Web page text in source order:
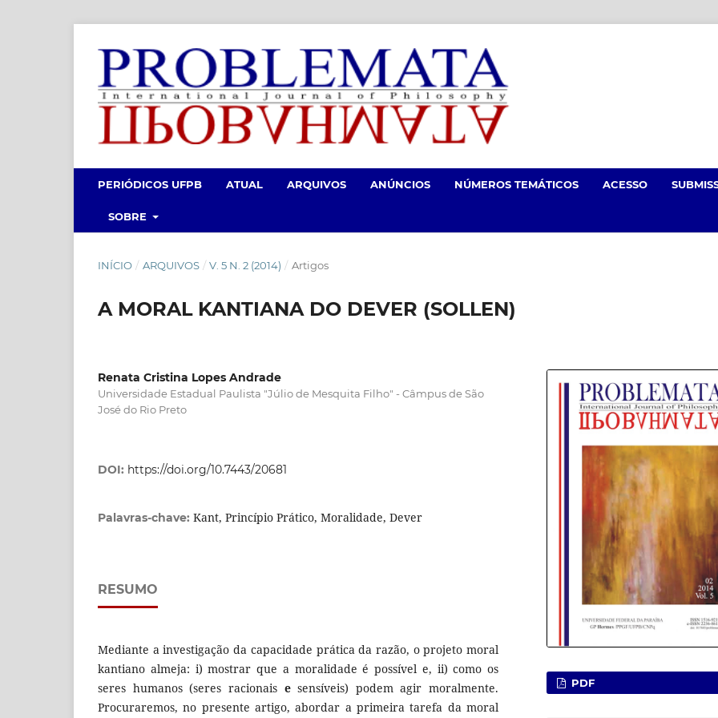
PERIÓDICOS UFPB ATUAL ARQUIVOS ANÚNCIOS NÚMEROS TEMÁTICOS ACESSO
SOBRE
INÍCIO / ARQUIVOS / V. 5 N. 2 (2014) / Artigos
A MORAL KANTIANA DO DEVER (SOLLEN)
Renata Cristina Lopes Andrade
Universidade Estadual Paulista "Júlio de Mesquita Filho" - Câmpus de São
José do Rio Preto
DOI: https://doi.org/10.7443/20681
Palavras-chave: Kant, Princípio Prático, Moralidade, Dever
RESUMO
Mediante a investigação da capacidade prática da razão, o projeto moral
kantiano almeja: i) mostrar que a moralidade é possível e, ii) como os
seres humanos (seres racionais esensíveis) podem agir moralmente.
Procuraremos, no presente artigo, abordar a primeira tarefa da moral
PDF